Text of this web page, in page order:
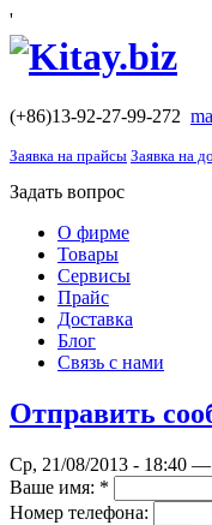
'
(+86)13-92-27-99-272
Заявка на прайсы Заявка на
Задать вопрос
О фирме
Товары
Сервисы
Прайс
Доставка
Блог
Связь с нами
Отправить
Ср, 21/08/2013 - 18:40 —
Ваше имя: *
Номер телефона: